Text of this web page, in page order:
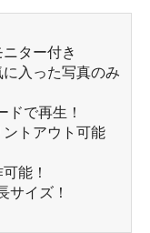
ター付き
入った写真のみ
ドで再生！
ントアウト可能
能！
サイズ！